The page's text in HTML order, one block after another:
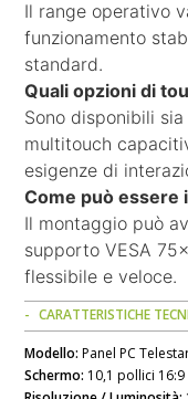
Il range operativo
funzionamento
standard.
Quali opzioni di
Sono disponibili
multitouch
esigenze di
Come può essere
Il montaggio può
supporto VESA
flessibile e veloce.
CARATTERISTICHE
Modello: Panel PC
Schermo: 10,1 pollici 16:9